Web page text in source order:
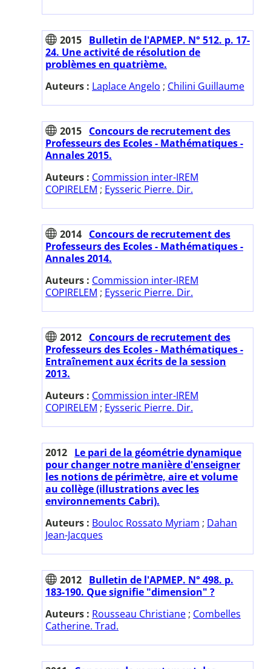
2015 Bulletin de l'APMEP. N° 512. p. 17-
24. Une activité de résolution de
problèmes en quatrième.
Auteurs : Laplace Angelo ; Chilini Guillaume
2015 Concours de recrutement des
Professeurs des Ecoles - Mathématiques -
Annales 2015.
Auteurs : Commission inter-IREM
COPIRELEM ; Eysseric Pierre. Dir.
2014 Concours de recrutement des
Professeurs des Ecoles - Mathématiques -
Annales 2014.
Auteurs : Commission inter-IREM
COPIRELEM ; Eysseric Pierre. Dir.
2012 Concours de recrutement des
Professeurs des Ecoles - Mathématiques -
Entraînement aux écrits de la session
2013.
Auteurs : Commission inter-IREM
COPIRELEM ; Eysseric Pierre. Dir.
2012 Le pari de la géométrie dynamique
pour changer notre manière d'enseigner
les notions de périmètre, aire et volume
au collège (illustrations avec les
environnements Cabri).
Auteurs : Bouloc Rossato Myriam ; Dahan
Jean-Jacques
2012 Bulletin de l'APMEP. N° 498. p.
183-190. Que signifie "dimension" ?
Auteurs : Rousseau Christiane ; Combelles
Catherine. Trad.